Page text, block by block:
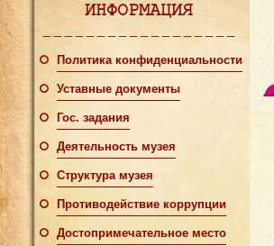
ИНФОРМАЦИЯ
Политика конфиденциальности
Уставные документы
Гос. задания
Деятельность музея
Структура музея
Противодействие коррупции
Достопримечательное место